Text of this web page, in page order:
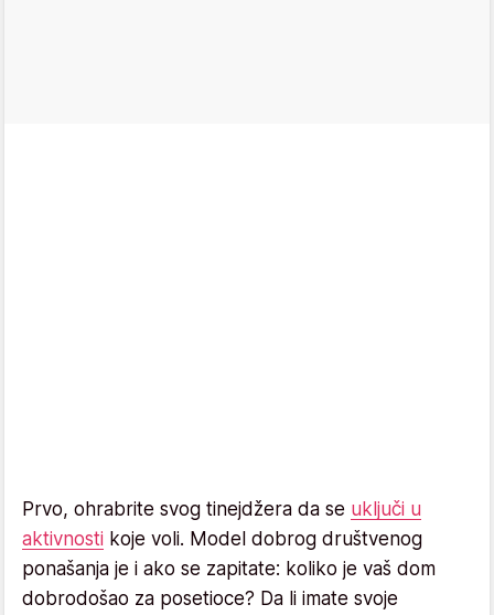
Prvo, ohrabrite svog tinejdžera da se uključi u
aktivnosti koje voli. Model dobrog društvenog
ponašanja je i ako se zapitate: koliko je vaš dom
dobrodošao za posetioce? Da li imate svoje